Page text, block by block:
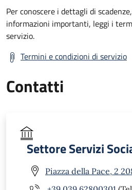
Per conoscere i dettagli di
informazioni importanti, leggi i
servizio.
Termini e condizioni di servizio
Contatti
Settore Servizi
Piazza della Pace, 2